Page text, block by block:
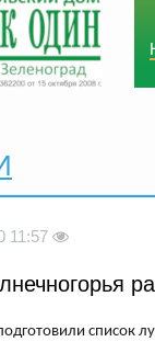
11:57
список